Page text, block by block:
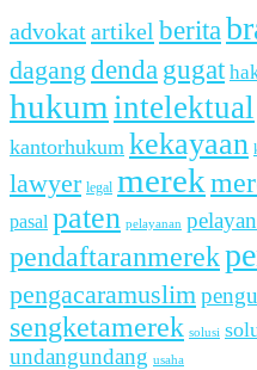
advokat artikel berita
dagang denda gugat
hukum intelektual
kantorhukum kekayaan
lawyer legal merek
pasal paten pelayanan
pendaftaranmerek
pengacaramuslim
sengketamerek solusi
undangundang usaha